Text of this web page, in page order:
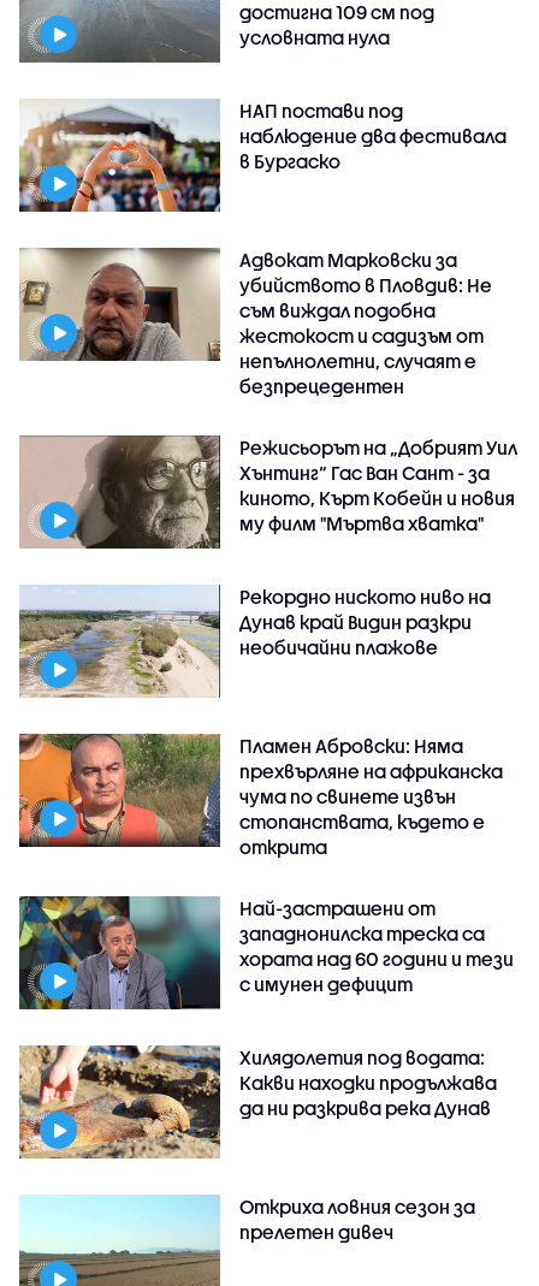
достигна 109 см под
условната нула
НАП постави под
наблюдение два фестивала
в Бургаско
Адвокат Марковски за
убийството в Пловдив: Не
съм виждал подобна
жестокост и садизъм от
непълнолетни, случаят е
безпрецедентен
Режисьорът на „Добрият Уил
Хънтинг“ Гас Ван Сант - за
киното, Кърт Кобейн и новия
му филм "Мъртва хватка"
Рекордно ниското ниво на
Дунав край Видин разкри
необичайни плажове
Пламен Абровски: Няма
прехвърляне на африканска
чума по свинете извън
стопанствата, където е
открита
Най-застрашени от
западнонилска треска са
хората над 60 години и тези
с имунен дефицит
Хилядолетия под водата:
Какви находки продължава
да ни разкрива река Дунав
Откриха ловния сезон за
прелетен дивеч